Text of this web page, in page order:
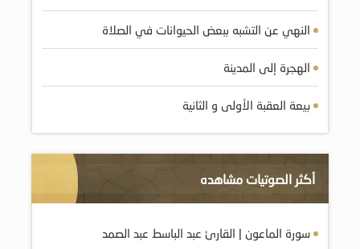
النهي عن التشبه ببعض الحيوانات في الصلاة
الهجرة إلى المدينة
بيعة العقبة الأولى و الثانية
أكثر الصوتيات مشاهده
سورة الماعون | القارئ عبد الباسط عبد الصمد